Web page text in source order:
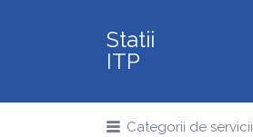
Statii
ITP
for:
Categorii de servicii